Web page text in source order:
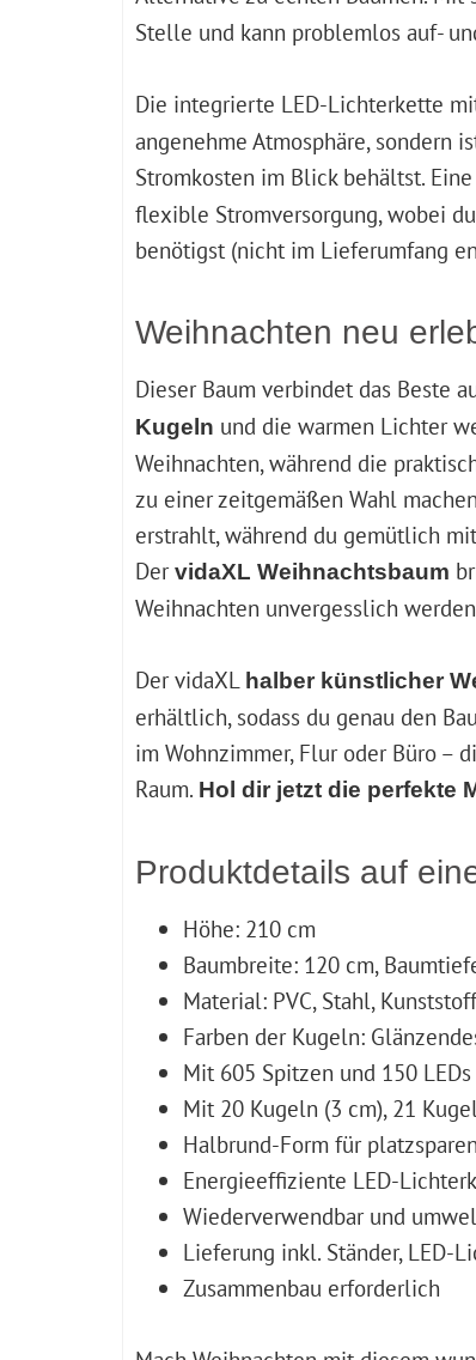
Stelle und kann problemlos auf-
Die integrierte LED-Lichterkette
angenehme Atmosphäre, sondern
Stromkosten im Blick behältst.
flexible Stromversorgung, wobei
benötigst (nicht im Lieferumfang
Weihnachten neu
Dieser Baum verbindet das Beste
Kugeln und die warmen Lichter
Weihnachten, während die
zu einer zeitgemäßen Wahl
erstrahlt, während du gemütlich
DervidaXL Weihnachtsbaum
Weihnachten unvergesslich
Der vidaXL halber künstlicher
erhältlich, sodass du genau den
im Wohnzimmer, Flur oder Büro –
Raum. Hol dir jetzt die perfekte
Produktdetails auf
Höhe: 210 cm
Baumbreite: 120 cm,
Material: PVC, Stahl, Kunststoff
Farben der Kugeln:
Mit 605 Spitzen und 150 LEDs
Mit 20 Kugeln (3 cm), 21
Halbrund-Form für
Energieeffiziente LED-
Wiederverwendbar und
Lieferung inkl. Ständer, LED-
Zusammenbau erforderlich